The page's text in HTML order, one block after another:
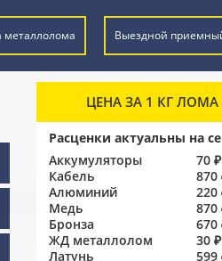
металлолома Выездной
ЦЕНА ЗА 1 КГ ЛОМА
Расценки актуальны на
Аккумуляторы
70 ₽
Кабель
870
Алюминий
220
Медь
870
Бронза
670
ЖД металлолом
30 ₽
Латунь
599